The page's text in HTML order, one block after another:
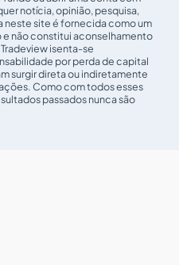
notícia, opinião, pesquisa,
neste site é fornecida como um
não constitui aconselhamento
isenta-se
por perda de capital
surgir direta ou indiretamente
Como com todos esses
passados nunca são